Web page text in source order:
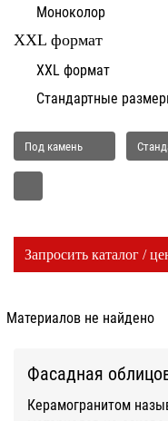
Моноколор
XXL формат
XXL формат
Стандартные
Под камень
Запросить каталог /
Материалов не найдено
Фасадная
Керамогранитом